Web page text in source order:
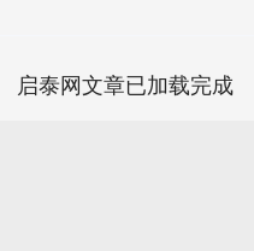
启泰网文章已加载完成